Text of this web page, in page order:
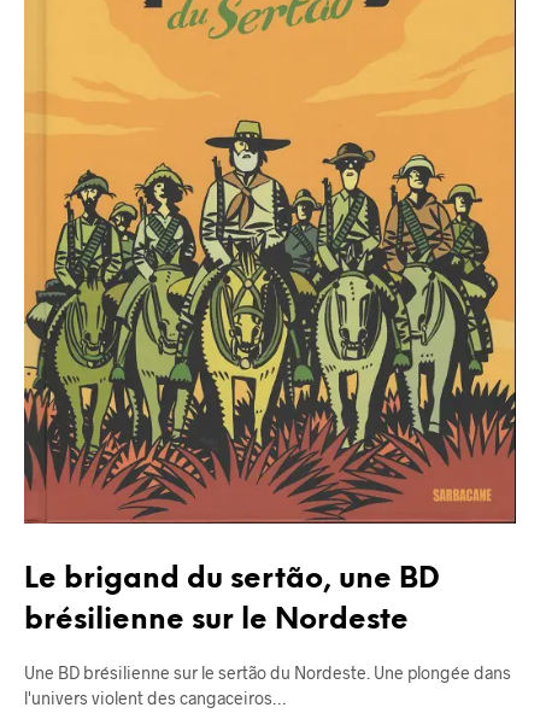
Le brigand du sertão, une BD
brésilienne sur le Nordeste
Une BD brésilienne sur le sertão du Nordeste. Une plongée dans
l'univers violent des cangaceiros…